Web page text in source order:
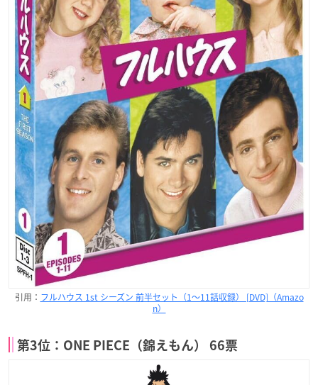
引用： フルハウス 1st シーズン 前半セット（1～11話収録） [DVD]（Amazo
n）
第3位：ONE PIECE（錦えもん） 66票